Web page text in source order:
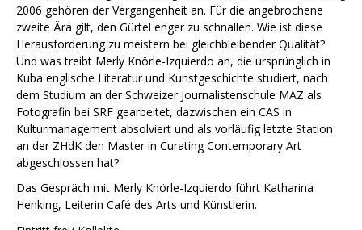
2006 gehören der Vergangenheit an. Für die angebrochene
zweite Ära gilt, den Gürtel enger zu schnallen. Wie ist diese
Herausforderung zu meistern bei gleichbleibender Qualität?
Und was treibt Merly Knörle-Izquierdo an, die ursprünglich in
Kuba englische Literatur und Kunstgeschichte studiert, nach
dem Studium an der Schweizer Journalistenschule MAZ als
Fotografin bei SRF gearbeitet, dazwischen ein CAS in
Kulturmanagement absolviert und als vorläufig letzte Station
an der ZHdK den Master in Curating Contemporary Art
abgeschlossen hat?
Das Gespräch mit Merly Knörle-Izquierdo führt Katharina
Henking, Leiterin Café des Arts und Künstlerin.